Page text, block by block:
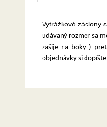
Vytrážkové záclony
udávaný rozmer sa
zašije na boky )
objednávky si